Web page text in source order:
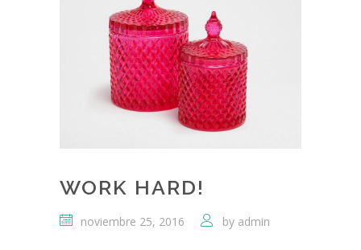
WORK HARD!
noviembre 25, 2016 by admin